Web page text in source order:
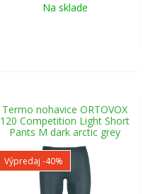
Na sklade
Termo nohavice ORTOVOX
120 Competition Light Short
Pants M dark arctic grey
Výpredaj -40%